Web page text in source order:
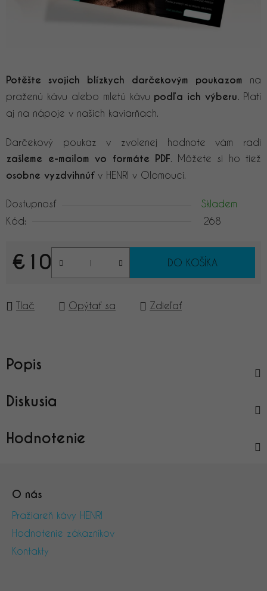
Potěšte svojich blízkych darčekovým poukazom na
praženú kávu alebo mletú kávu podľa ich výberu. Platí
aj na nápoje v našich kaviarňach.
Darčekový poukaz v zvolenej hodnote vám radi
zašleme e-mailom vo formáte PDF. Môžete si ho tiež
osobne vyzdvihnúťv HENRI v Olomouci.
Dostupnosť
Skladem
Kód:
268
€10
Jednotková cena:
DO KOŠÍKA
Tlač Opýtať sa Zdieľať
Popis
Diskusia
Hodnotenie
O nás
Pražiareň kávy HENRI
Hodnotenie zákazníkov
Kontakty